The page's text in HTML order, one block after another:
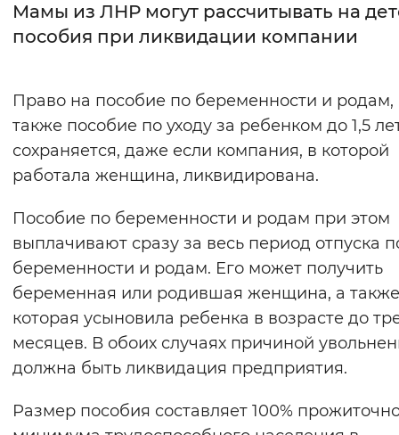
Без засечек С засечками
Нормальный Увеличенный
Цвет сайта
Монохромный Инверсивный
Синий фон
Изображения
Включены Выключены
Звуковой ассистент
Мамы из ЛНР могут рассчитывать на
пособия при ликвидации компании
Право на пособие по беременности и родам,
также пособие по уходу за ребенком до 1,5
сохраняется, даже если компания, в которой
работала женщина, ликвидирована.
Пособие по беременности и родам при этом
выплачивают сразу за весь период отпуска
беременности и родам. Его может получить
беременная или родившая женщина, а
которая усыновила ребенка в возрасте до
месяцев. В обоих случаях причиной
должна быть ликвидация предприятия.
Размер пособия составляет 100%